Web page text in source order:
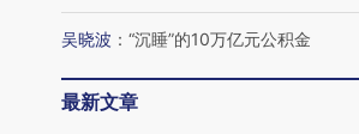
吴晓波 ： “沉睡”的10万亿元公积金
最新文章